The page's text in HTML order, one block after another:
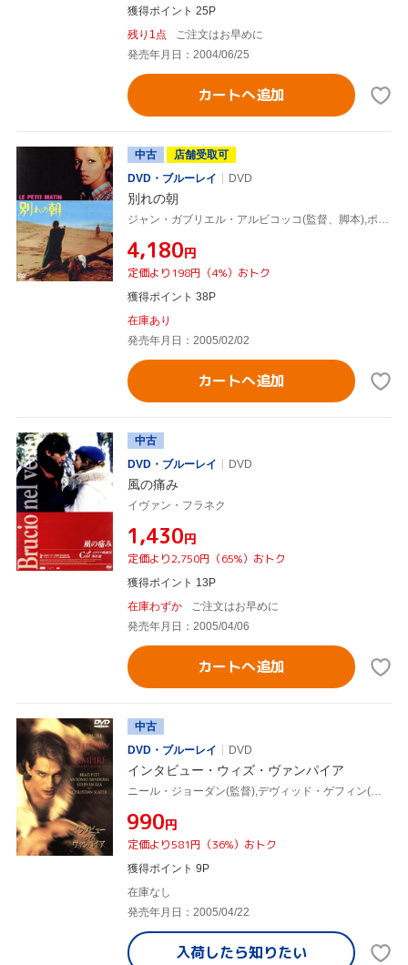
獲得ポイント 25P
残り1点
ご注文はお早めに
発売年月日：2004/06/25
カートへ追加
中古
店舗受取可
DVD・ブルーレイ
DVD
別れの朝
ジャン・ガブリエル・アルビコッコ(監督、脚本),ポール・カデアック(製作),クリスティーヌ・ド・リボワール(原作),フランシス・レイ(音楽),カトリーヌ・ジュールダン,マチュー・カリエール,マドレーヌ・ロバンソン,ジャン・ヴィラール
¥4,180円
定価より198円（4%）おトク
獲得ポイント 38P
在庫あり
発売年月日：2005/02/02
カートへ追加
中古
DVD・ブルーレイ
DVD
風の痛み
イヴァン・フラネク
¥1,430円
定価より2,750円（65%）おトク
獲得ポイント 13P
在庫わずか
ご注文はお早めに
発売年月日：2005/04/06
カートへ追加
中古
DVD・ブルーレイ
DVD
インタビュー・ウィズ・ヴァンパイア
ニール・ジョーダン(監督),デヴィッド・ゲフィン(製作),アン・ライス(脚本、原作),エリオット・ゴールデンサル(音楽),ブラッド・ピット,アントニオ・バンデラス,スティーヴン・レイ,トム・クルーズ
¥990円
定価より581円（36%）おトク
獲得ポイント 9P
在庫なし
発売年月日：2005/04/22
入荷したら知りたい